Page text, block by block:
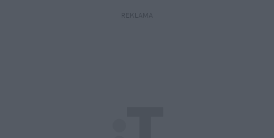
REKLAMA